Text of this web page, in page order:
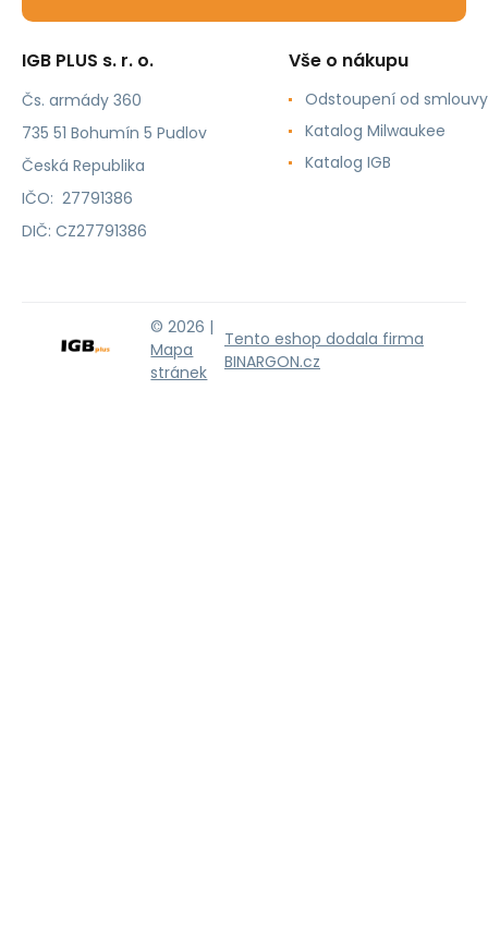
IGB PLUS s. r. o.
Čs. armády 360
735 51 Bohumín 5 Pudlov
Česká Republika
IČO: 27791386
DIČ: CZ27791386
Vše o nákupu
Odstoupení od smlouvy
Katalog Milwaukee
Katalog IGB
© 2026 |
Mapa
stránek
Tento eshop dodala firma
BINARGON.cz